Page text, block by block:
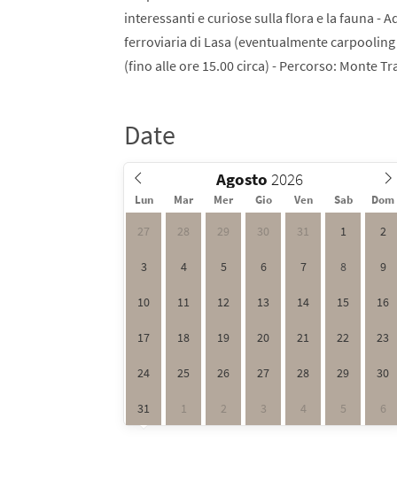
interessanti e curiose sulla flora e la fauna -
ferroviaria di Lasa (eventualmente
(fino alle ore 15.00 circa) - Percorso: Monte
Date
Agosto
Lun Mar Mer Gio Ven Sab Dom
27 28 29 30 31 1 2
3 4 5 6 7 8 9
10 11 12 13 14 15 16
17 18 19 20 21 22 23
24 25 26 27 28 29 30
31 1 2 3 4 5 6